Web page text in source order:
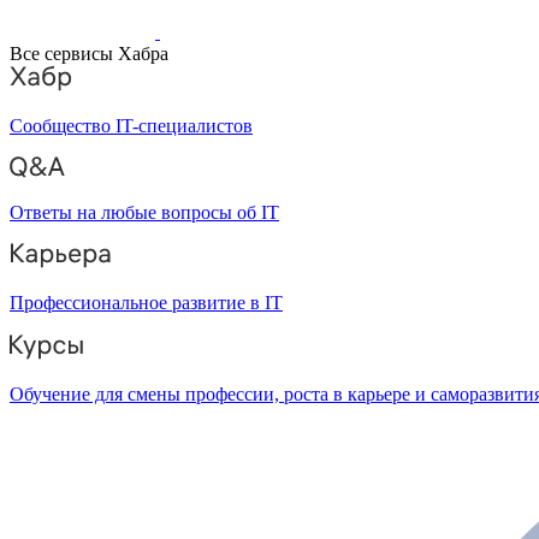
Все сервисы Хабра
Сообщество IT-специалистов
Ответы на любые вопросы об IT
Профессиональное развитие в IT
Обучение для смены профессии, роста в карьере и